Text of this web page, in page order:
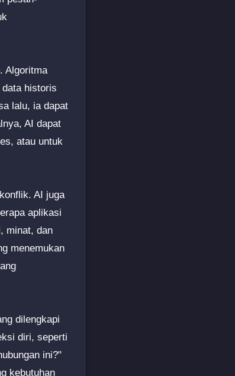
Algoritma
historis
lalu, ia dapat
AI dapat
atau untuk
AI juga
aplikasi
minat, dan
menemukan
dilengkapi
diri, seperti
ini?"
kebutuhan